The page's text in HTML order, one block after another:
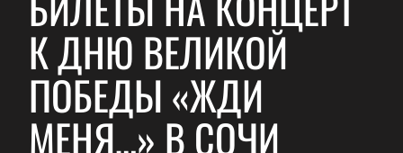
К ДНЮ ВЕЛИКОЙ
ПОБЕДЫ «ЖДИ
МЕНЯ…» В СОЧИ